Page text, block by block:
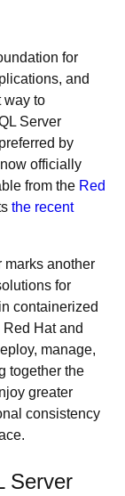
for
and
way to
Server
by
officially
from the Red
the recent
marks another
for
containerized
Hat and
manage,
together the
greater
consistency
Server